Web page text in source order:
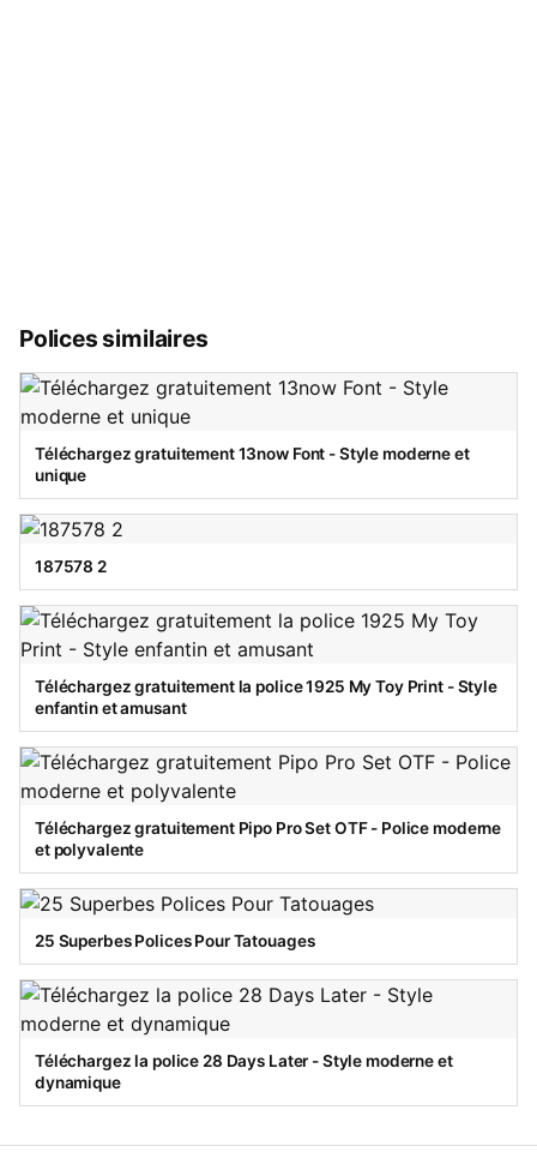
Polices similaires
Téléchargez gratuitement 13now Font - Style moderne et
unique
187578 2
Téléchargez gratuitement la police 1925 My Toy Print - Style
enfantin et amusant
Téléchargez gratuitement Pipo Pro Set OTF - Police moderne
et polyvalente
25 Superbes Polices Pour Tatouages
Téléchargez la police 28 Days Later - Style moderne et
dynamique